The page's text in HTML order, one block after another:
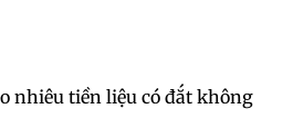
nhiêu tiền liệu có đắt không